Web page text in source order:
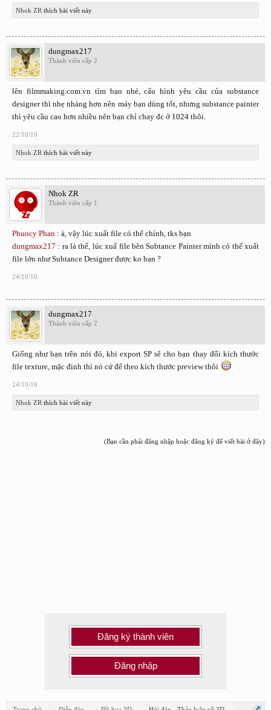
Nhok ZR thích bài viết này
dungmax217
Thành viên cấp 2
lên filmmaking.com.vn tìm bạn nhé, cấu hình yêu cầu của substance
designer thì nhẹ nhàng hơn nên máy bạn dùng tốt, nhưng substance painter
thì yêu cầu cao hơn nhiều nên bạn chỉ chay đc ở 1024 thôi.
22/10/16
Nhok ZR thích bài viết này
Nhok ZR
Thành viên cấp 1
Phuocy Phan : à, vậy lúc xuất file có thể chỉnh, tks bạn
dungmax217 : ra là thế, lúc xuấ file bên Subtance Painter mình có thể xuất
file lớn như Subtance Designer được ko bạn ?
24/10/16
dungmax217
Thành viên cấp 2
Giống như bạn trên nói đó, khi export SP sẽ cho bạn thay đổi kích thước
file texture, mặc định thì nó cứ để theo kích thước preview thôi
24/10/16
Nhok ZR thích bài viết này
(Bạn cần phải đăng nhập hoặc đăng ký để viết bài ở đây)
Đăng ký thành viên
Đăng nhập